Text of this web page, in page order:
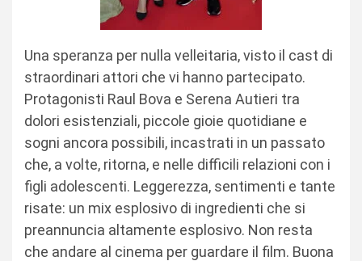
Una speranza per nulla velleitaria, visto il cast di
straordinari attori che vi hanno partecipato.
Protagonisti Raul Bova e Serena Autieri tra
dolori esistenziali, piccole gioie quotidiane e
sogni ancora possibili, incastrati in un passato
che, a volte, ritorna, e nelle difficili relazioni con i
figli adolescenti. Leggerezza, sentimenti e tante
risate: un mix esplosivo di ingredienti che si
preannuncia altamente esplosivo. Non resta
che andare al cinema per guardare il film. Buona